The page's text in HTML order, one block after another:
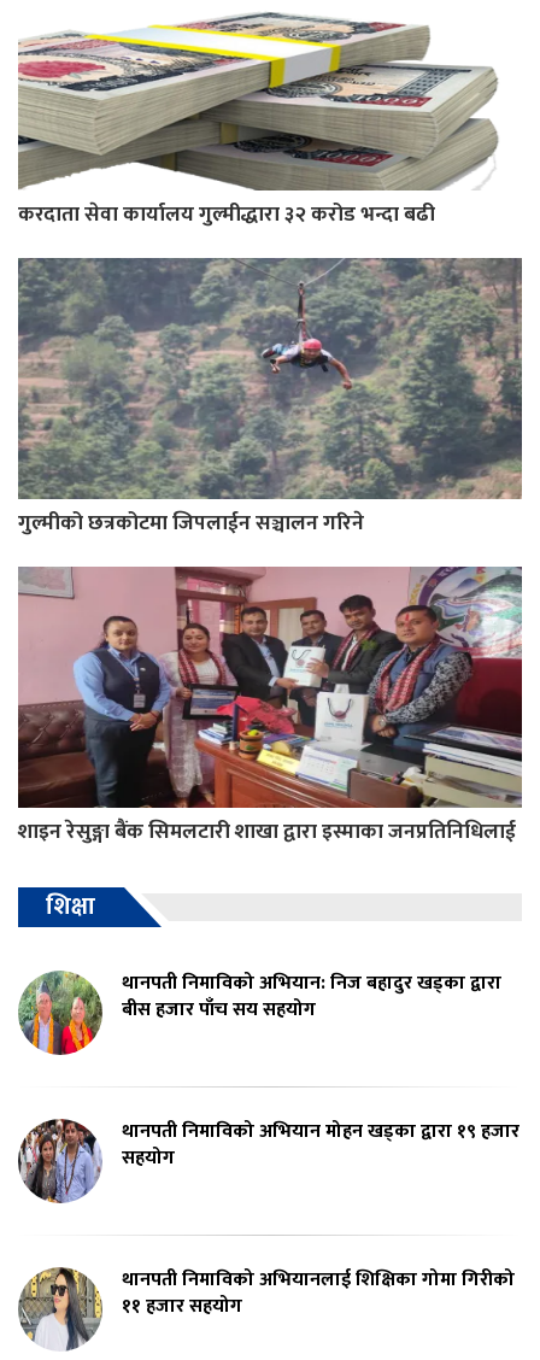
करदाता सेवा कार्यालय गुल्मीद्धारा ३२ करोड भन्दा बढी
गुल्मीको छत्रकोटमा जिपलाईन सञ्चालन गरिने
शाइन रेसुङ्गा बैंक सिमलटारी शाखा द्वारा इस्माका जनप्रतिनिधिलाई
शिक्षा
थानपती निमाविको अभियान: निज बहादुर खड्का द्वारा
बीस हजार पाँच सय सहयोग
थानपती निमाविको अभियान मोहन खड्का द्वारा १९ हजार
सहयोग
थानपती निमाविको अभियानलाई शिक्षिका गोमा गिरीको
११ हजार सहयोग